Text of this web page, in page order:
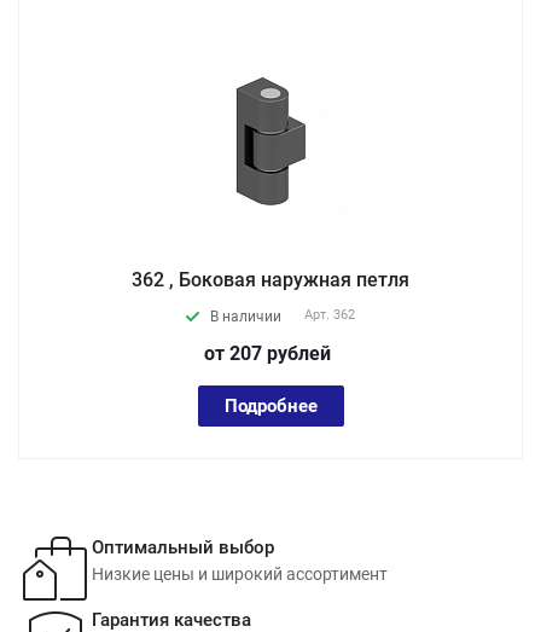
362 , Боковая наружная петля
В наличии Арт. 362
от 207 рублей
Подробнее
Оптимальный выбор
Низкие цены и широкий ассортимент
Гарантия качества